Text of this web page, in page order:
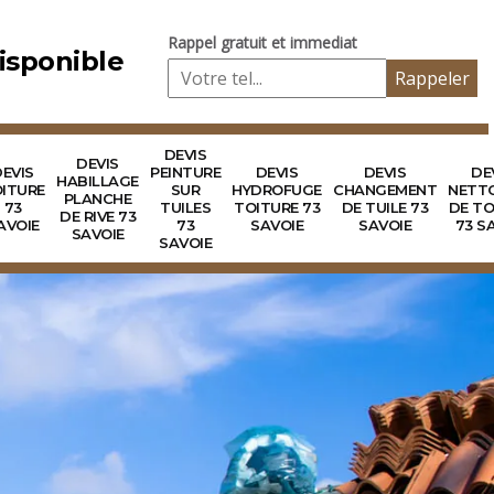
Rappel gratuit et immediat
73
DEVIS
HABILLAGE
PLANCHE
DE RIVE 73
SAVOIE
DEVIS
PEINTURE
SUR
TUILES
73
SAVOIE
DEVIS
HYDROFUGE
TOITURE 73
SAVOIE
DEVIS
CHANGEMENT
DE TUILE 73
SAVOIE
DE
73